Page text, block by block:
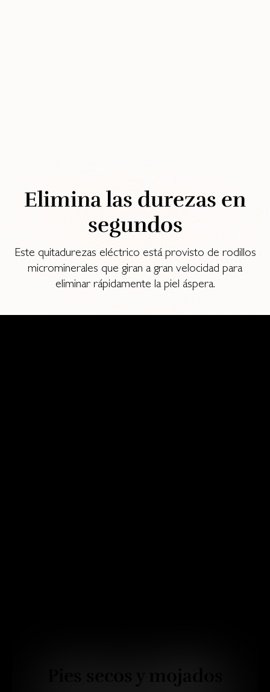
Elimina las durezas en
segundos
Este quitadurezas eléctrico está provisto de rodillos
microminerales que giran a gran velocidad para
eliminar rápidamente la piel áspera.